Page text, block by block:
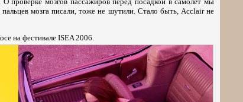
мозга писали, тоже не шутили. Стало быть, Acclair не
на фестивале ISEA 2006.